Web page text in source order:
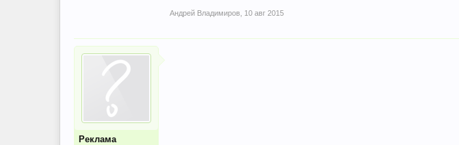
Андрей Владимиров 10 авг 2015
Реклама